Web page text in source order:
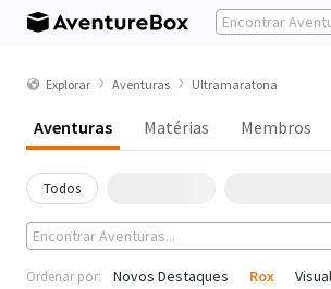
Explorar Aventuras Ultramaratona
Aventuras Matérias Membros
Todos
Ordenar por: Novos Destaques Rox